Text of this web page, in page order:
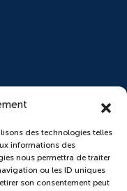
des technologies telles
informations des
nous permettra de traiter
ou les ID uniques
son consentement peut